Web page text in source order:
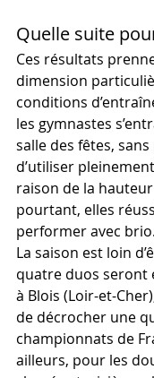
Quelle suite
Ces résultats
dimension
conditions
les gymnastes
salle des fêtes,
d’utiliser
raison de la
pourtant, elles
performer avec brio.
La saison est loin
quatre duos seront
à Blois (Loir-et-
de décrocher une
championnats de
ailleurs, pour les